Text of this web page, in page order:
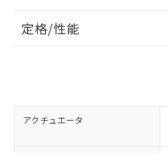
定格/性能
アクチュエータ